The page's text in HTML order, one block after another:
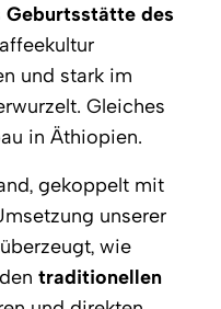
Geburtsstätte des
und stark im
Gleiches
in Äthiopien.
gekoppelt mit
unserer
wie
traditionellen